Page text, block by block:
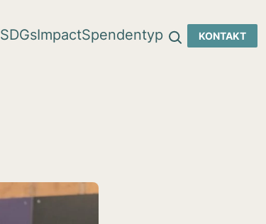
SDGsImpactSpen­den­typ KON­TAKT